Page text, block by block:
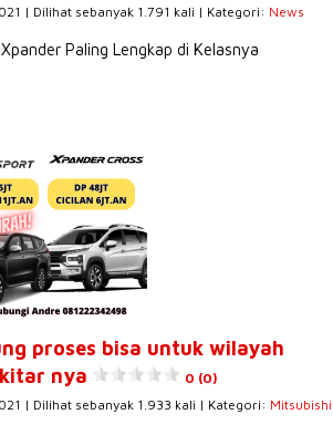
| Dilihat sebanyak 1.791 kali | Kategori: News
Paling Lengkap di Kelasnya
proses bisa untuk wilayah
nya
0 (0)
| Dilihat sebanyak 1.933 kali | Kategori: Mitsubishi